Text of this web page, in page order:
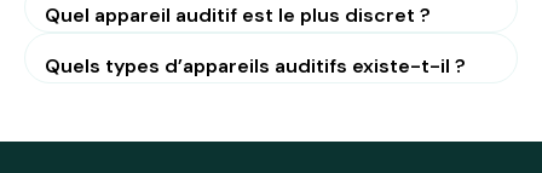
Quel appareil auditif est le plus discret ?
Quels types d’appareils auditifs existe-t-il ?